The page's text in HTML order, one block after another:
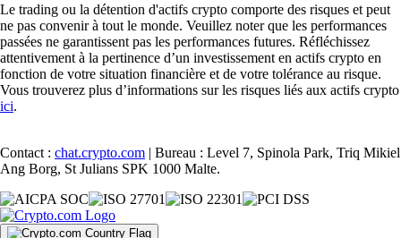
Le trading ou la détention d'actifs crypto comporte des risques et peut
ne pas convenir à tout le monde. Veuillez noter que les performances
passées ne garantissent pas les performances futures. Réfléchissez
attentivement à la pertinence d’un investissement en actifs crypto en
fonction de votre situation financière et de votre tolérance au risque.
Vous trouverez plus d’informations sur les risques liés aux actifs crypto
ici.
Contact : chat.crypto.com | Bureau : Level 7, Spinola Park, Triq Mikiel
Ang Borg, St Julians SPK 1000 Malte.